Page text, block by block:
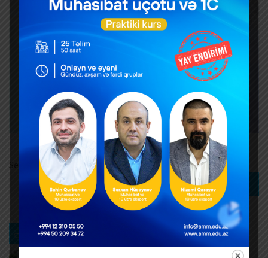
Search
Search
Ən son xəbərlər